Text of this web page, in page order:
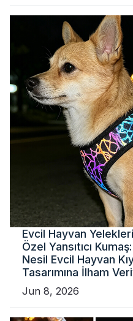
Evcil Hayvan
Özel Yansıtıcı
Nesil Evcil Hayvan
Tasarımına İlham
Jun 8, 2026